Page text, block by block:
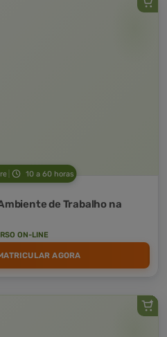
10 a 60 horas
de Trabalho na
ON-LINE
AGORA